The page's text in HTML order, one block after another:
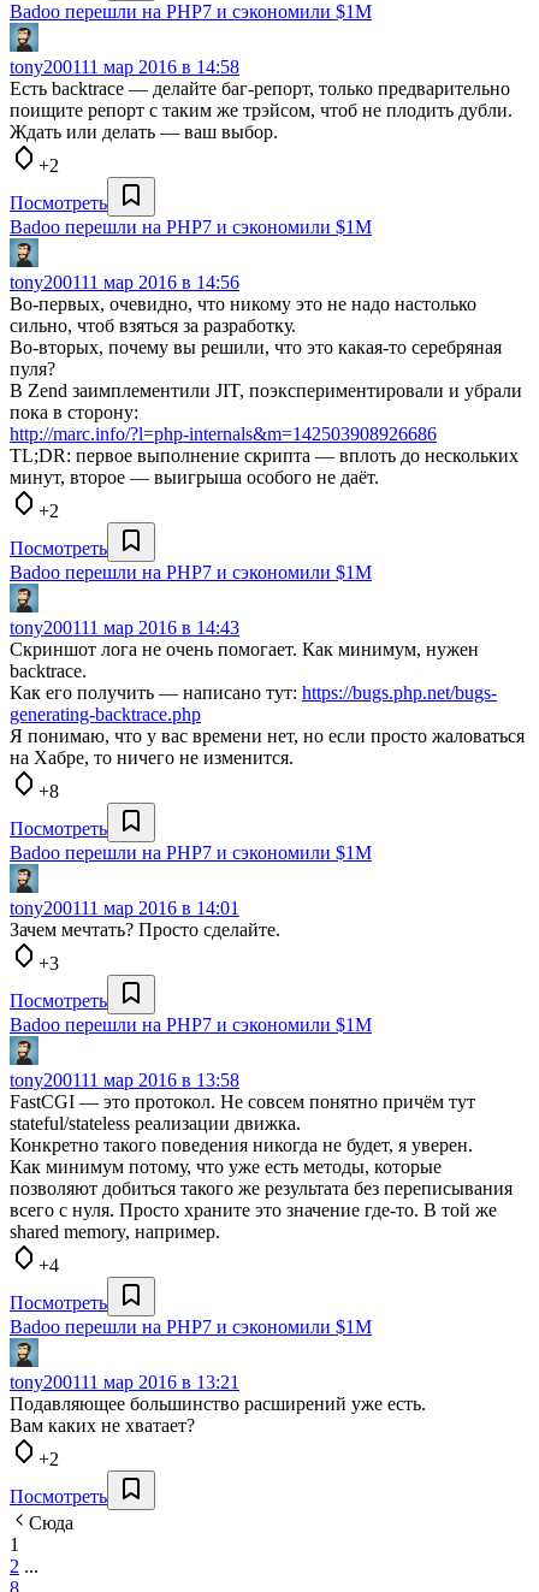
Badoo перешли на PHP7 и сэкономили $1M
tony200111 мар 2016 в 14:58
Есть backtrace — делайте баг-репорт, только предварительно
поищите репорт с таким же трэйсом, чтоб не плодить дубли.
Ждать или делать — ваш выбор.
+2
Посмотреть
Badoo перешли на PHP7 и сэкономили $1M
tony200111 мар 2016 в 14:56
Во-первых, очевидно, что никому это не надо настолько
сильно, чтоб взяться за разработку.
Во-вторых, почему вы решили, что это какая-то серебряная
пуля?
В Zend заимплементили JIT, поэкспериментировали и убрали
пока в сторону:
http://marc.info/?l=php-internals&m=142503908926686
TL;DR: первое выполнение скрипта — вплоть до нескольких
минут, второе — выигрыша особого не даёт.
+2
Посмотреть
Badoo перешли на PHP7 и сэкономили $1M
tony200111 мар 2016 в 14:43
Скриншот лога не очень помогает. Как минимум, нужен
backtrace.
Как его получить — написано тут: https://bugs.php.net/bugs-
generating-backtrace.php
Я понимаю, что у вас времени нет, но если просто жаловаться
на Хабре, то ничего не изменится.
+8
Посмотреть
Badoo перешли на PHP7 и сэкономили $1M
tony200111 мар 2016 в 14:01
Зачем мечтать? Просто сделайте.
+3
Посмотреть
Badoo перешли на PHP7 и сэкономили $1M
tony200111 мар 2016 в 13:58
FastCGI — это протокол. Не совсем понятно причём тут
stateful/stateless реализации движка.
Конкретно такого поведения никогда не будет, я уверен.
Как минимум потому, что уже есть методы, которые
позволяют добиться такого же результата без переписывания
всего с нуля. Просто храните это значение где-то. В той же
shared memory, например.
+4
Посмотреть
Badoo перешли на PHP7 и сэкономили $1M
tony200111 мар 2016 в 13:21
Подавляющее большинство расширений уже есть.
Вам каких не хватает?
+2
Посмотреть
Сюда
1
2 ...
8